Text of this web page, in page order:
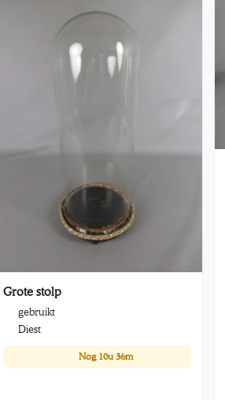
Grote stolp
gebruikt
Diest
Nog 10u 36m